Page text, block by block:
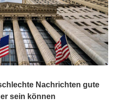
Nachrichten gute
sein können